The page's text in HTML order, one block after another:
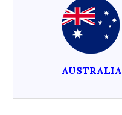
AUSTRALIA